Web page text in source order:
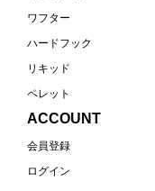
ワフター
ハードフック
リキッド
ペレット
ACCOUNT
会員登録
ログイン